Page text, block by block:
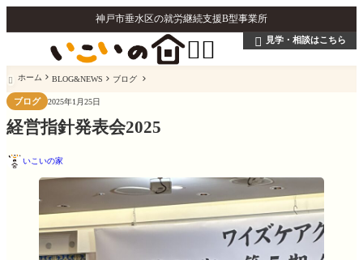
神戸市垂水区の就労継続支援B型事業所
  見学・相談はこちら
 ホーム BLOG&NEWS ブログ
ブログ 2025年1月25日
経営指針発表会2025
いこいの家